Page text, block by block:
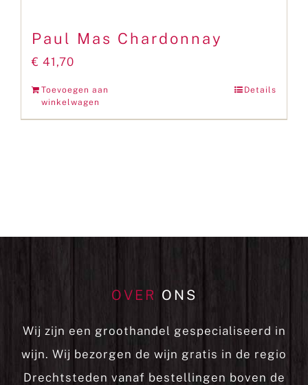
Paul Mas Chardonnay
€ 41,70
Toevoegen aan
winkelwagen
Details
OVER ONS
Wij zijn een groothandel gespecialiseerd in
wijn. Wij bezorgen de wijn gratis in de regio
Drechtsteden vanaf bestellingen boven de